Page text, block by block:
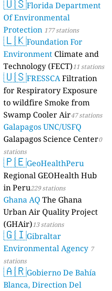
🇺🇸Florida Department
Of Environmental
Protection 177 stations
🇱🇰Foundation For
Environment Climate and
Technology (FECT)11 stations
🇺🇸FRESSCAFiltration
for Respiratory Exposure
to wildfire Smoke from
Swamp Cooler Air47 stations
Galapagos UNC/USFQ
Galapagos Science Center0
stations
🇵🇪GeoHealthPeru
Regional GEOHealth Hub
in Peru229 stations
Ghana AQ The Ghana
Urban Air Quality Project
(GHAir)13 stations
🇬🇮Gibraltar
Environmental Agency 7
stations
🇦🇷Gobierno De Bahía
Blanca, Direction Del